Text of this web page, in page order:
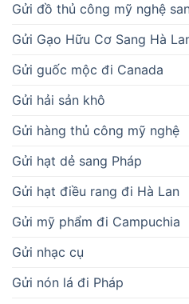
Gửi đồ thủ công mỹ nghệ
Gửi Gạo Hữu Cơ Sang Hà
Gửi guốc mộc đi Canada
Gửi hải sản khô
Gửi hàng thủ công mỹ nghệ
Gửi hạt dẻ sang Pháp
Gửi hạt điều rang đi Hà Lan
Gửi mỹ phẩm đi Campuchia
Gửi nhạc cụ
Gửi nón lá đi Pháp